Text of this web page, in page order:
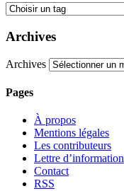
Archives
Archives
Pages
À propos
Mentions légales
Les contributeurs
Lettre d’information
Contact
RSS